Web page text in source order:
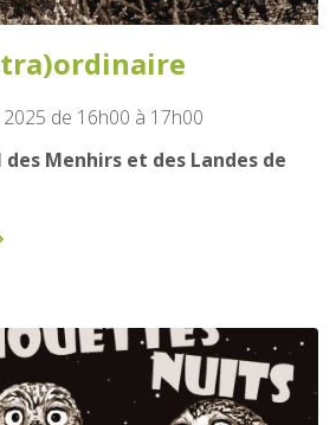
de 16h00 à 17h00
des Menhirs et des Landes de